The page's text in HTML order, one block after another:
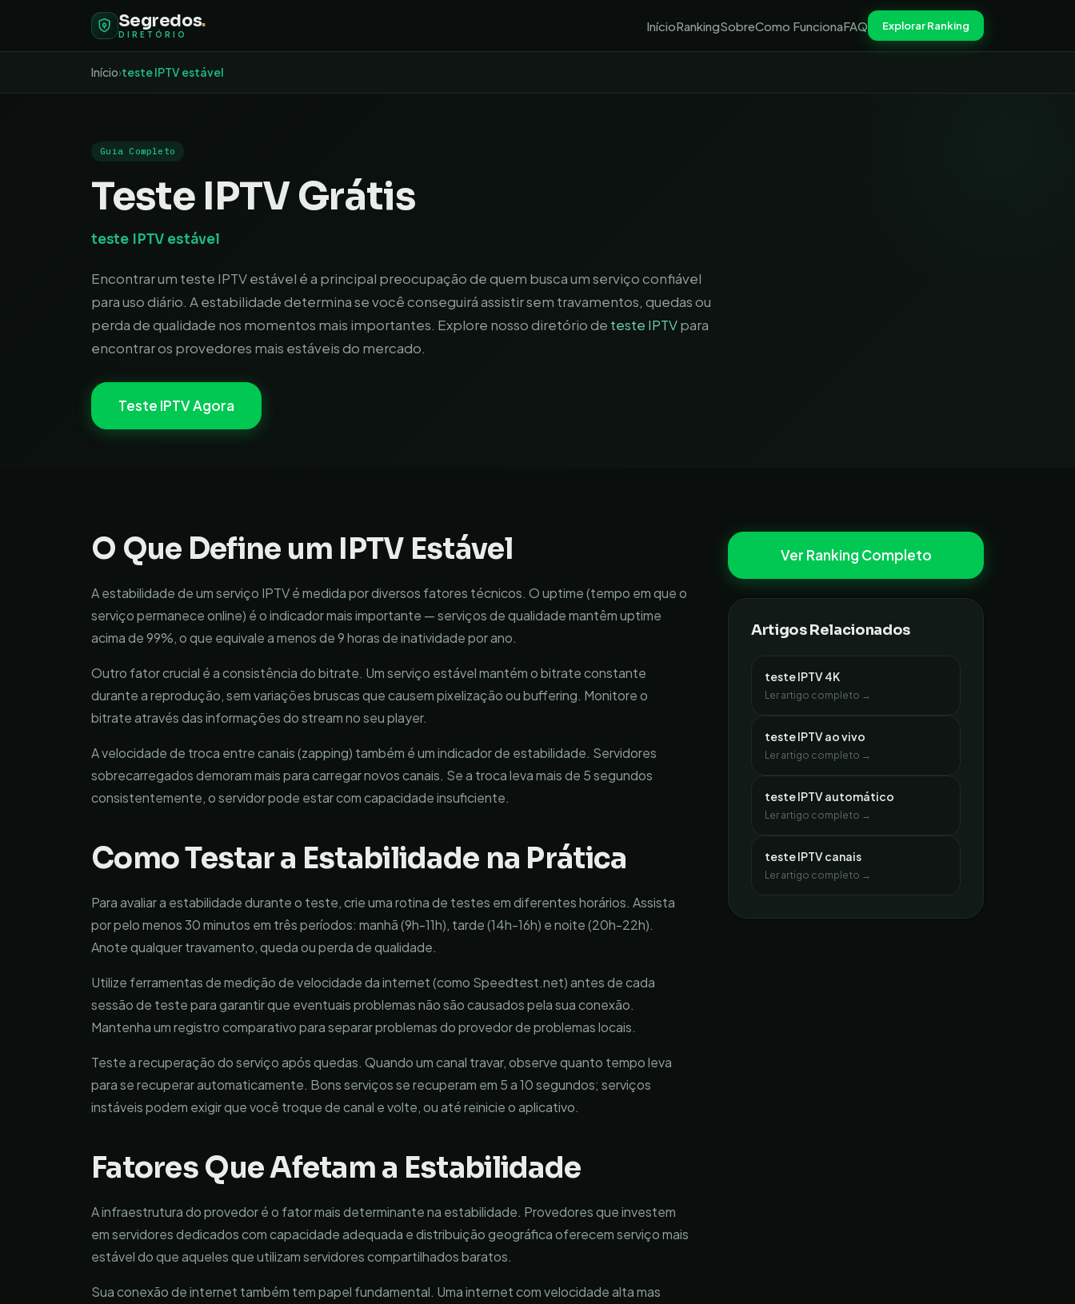
Segredos.
DIRETÓRIO
InícioRankingSobreComo FuncionaFAQ Explorar Ranking
Início›teste IPTV estável
Guia Completo
Teste IPTV Grátis
teste IPTV estável
Encontrar um teste IPTV estável é a principal preocupação de quem busca um serviço confiável
para uso diário. A estabilidade determina se você conseguirá assistir sem travamentos, quedas ou
perda de qualidade nos momentos mais importantes. Explore nosso diretório de teste IPTVpara
encontrar os provedores mais estáveis do mercado.
Teste IPTV Agora
O Que Define um IPTV Estável
A estabilidade de um serviço IPTV é medida por diversos fatores técnicos. O uptime (tempo em que o
serviço permanece online) é o indicador mais importante — serviços de qualidade mantêm uptime
acima de 99%, o que equivale a menos de 9 horas de inatividade por ano.
Outro fator crucial é a consistência do bitrate. Um serviço estável mantém o bitrate constante
durante a reprodução, sem variações bruscas que causem pixelização ou buffering. Monitore o
bitrate através das informações do stream no seu player.
A velocidade de troca entre canais (zapping) também é um indicador de estabilidade. Servidores
sobrecarregados demoram mais para carregar novos canais. Se a troca leva mais de 5 segundos
consistentemente, o servidor pode estar com capacidade insuficiente.
Como Testar a Estabilidade na Prática
Para avaliar a estabilidade durante o teste, crie uma rotina de testes em diferentes horários. Assista
por pelo menos 30 minutos em três períodos: manhã (9h-11h), tarde (14h-16h) e noite (20h-22h).
Anote qualquer travamento, queda ou perda de qualidade.
Utilize ferramentas de medição de velocidade da internet (como Speedtest.net) antes de cada
sessão de teste para garantir que eventuais problemas não são causados pela sua conexão.
Mantenha um registro comparativo para separar problemas do provedor de problemas locais.
Teste a recuperação do serviço após quedas. Quando um canal travar, observe quanto tempo leva
para se recuperar automaticamente. Bons serviços se recuperam em 5 a 10 segundos; serviços
instáveis podem exigir que você troque de canal e volte, ou até reinicie o aplicativo.
Fatores Que Afetam a Estabilidade
A infraestrutura do provedor é o fator mais determinante na estabilidade. Provedores que investem
em servidores dedicados com capacidade adequada e distribuição geográfica oferecem serviço mais
estável do que aqueles que utilizam servidores compartilhados baratos.
Sua conexão de internet também tem papel fundamental. Uma internet com velocidade alta mas
Ver Ranking Completo
Artigos Relacionados
teste IPTV 4K
Ler artigo completo →
teste IPTV ao vivo
Ler artigo completo →
teste IPTV automático
Ler artigo completo →
teste IPTV canais
Ler artigo completo →